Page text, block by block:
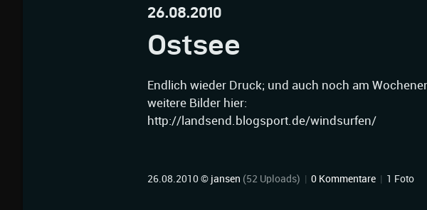
26.08.2010
Ostsee
Endlich wieder Druck; und auch noch am
weitere Bilder hier:
http://landsend.blogsport.de/windsurfen/
26.08.2010 © jansen (52 Uploads) | 0 Kommentare | 1 Foto